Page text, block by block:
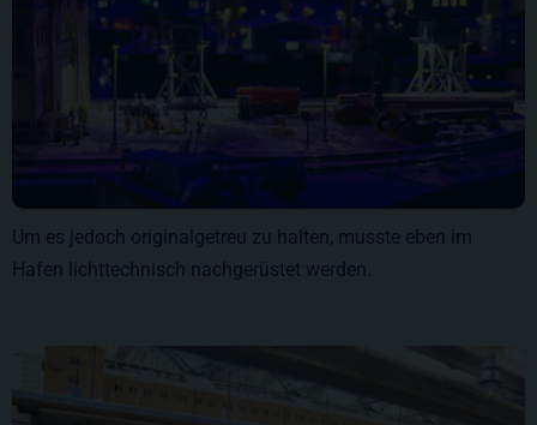
Um es jedoch originalgetreu zu halten, musste eben im
Hafen lichttechnisch nachgerüstet werden.